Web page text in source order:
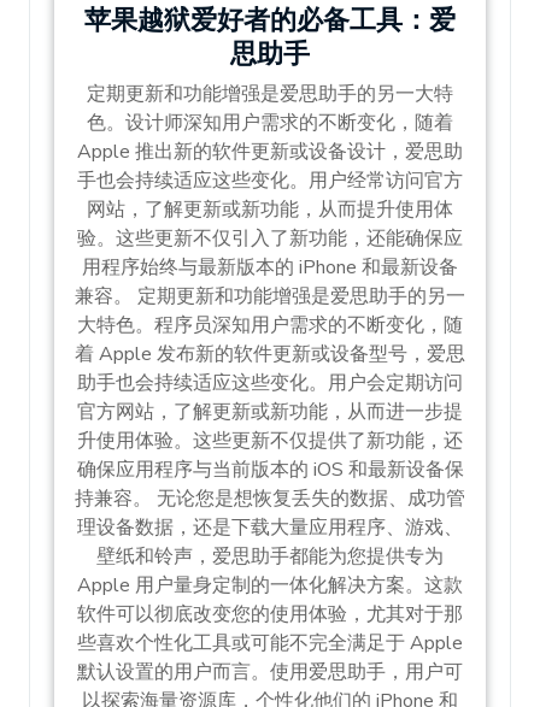
苹果越狱爱好者的必备工具：爱
思助手
定期更新和功能增强是爱思助手的另一大特
色。设计师深知用户需求的不断变化，随着
Apple 推出新的软件更新或设备设计，爱思助
手也会持续适应这些变化。用户经常访问官方
网站，了解更新或新功能，从而提升使用体
验。这些更新不仅引入了新功能，还能确保应
用程序始终与最新版本的 iPhone 和最新设备
兼容。 定期更新和功能增强是爱思助手的另一
大特色。程序员深知用户需求的不断变化，随
着 Apple 发布新的软件更新或设备型号，爱思
助手也会持续适应这些变化。用户会定期访问
官方网站，了解更新或新功能，从而进一步提
升使用体验。这些更新不仅提供了新功能，还
确保应用程序与当前版本的 iOS 和最新设备保
持兼容。 无论您是想恢复丢失的数据、成功管
理设备数据，还是下载大量应用程序、游戏、
壁纸和铃声，爱思助手都能为您提供专为
Apple 用户量身定制的一体化解决方案。这款
软件可以彻底改变您的使用体验，尤其对于那
些喜欢个性化工具或可能不完全满足于 Apple
默认设置的用户而言。使用爱思助手，用户可
以探索海量资源库，个性化他们的 iPhone 和